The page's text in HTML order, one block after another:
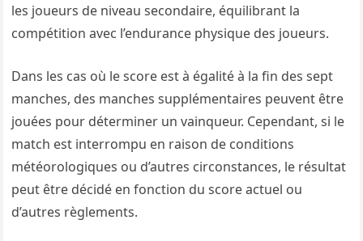
les joueurs de niveau secondaire, équilibrant la
compétition avec l’endurance physique des joueurs.
Dans les cas où le score est à égalité à la fin des sept
manches, des manches supplémentaires peuvent être
jouées pour déterminer un vainqueur. Cependant, si le
match est interrompu en raison de conditions
météorologiques ou d’autres circonstances, le résultat
peut être décidé en fonction du score actuel ou
d’autres règlements.